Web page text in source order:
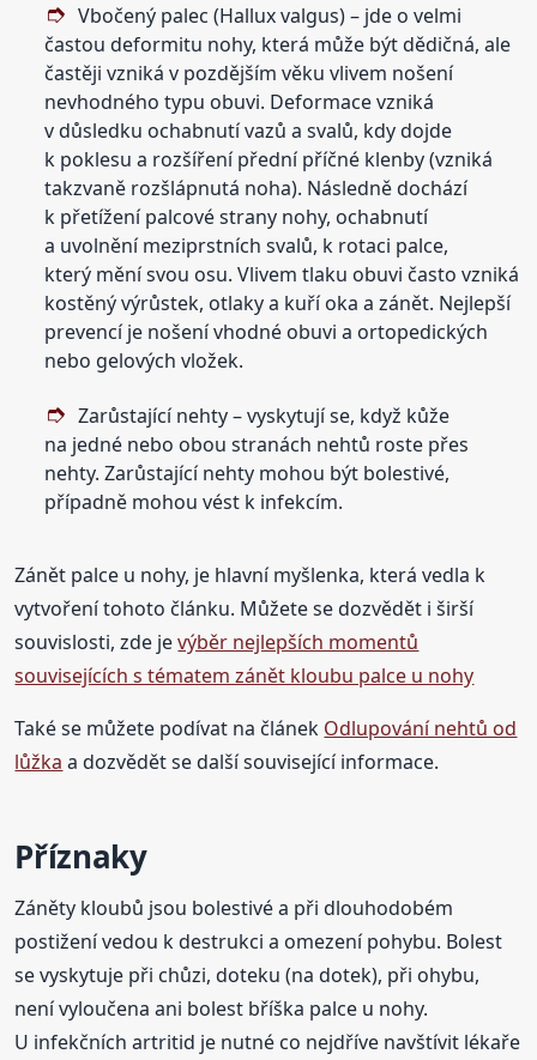
Vbočený palec (Hallux valgus) – jde o velmi
častou deformitu nohy, která může být dědičná, ale
častěji vzniká v pozdějším věku vlivem nošení
nevhodného typu obuvi. Deformace vzniká
v důsledku ochabnutí vazů a svalů, kdy dojde
k poklesu a rozšíření přední příčné klenby (vzniká
takzvaně rozšlápnutá noha). Následně dochází
k přetížení palcové strany nohy, ochabnutí
a uvolnění meziprstních svalů, k rotaci palce,
který mění svou osu. Vlivem tlaku obuvi často vzniká
kostěný výrůstek, otlaky a kuří oka a zánět. Nejlepší
prevencí je nošení vhodné obuvi a ortopedických
nebo gelových vložek.
Zarůstající nehty – vyskytují se, když kůže
na jedné nebo obou stranách nehtů roste přes
nehty. Zarůstající nehty mohou být bolestivé,
případně mohou vést k infekcím.
Zánět palce u nohy, je hlavní myšlenka, která vedla k
vytvoření tohoto článku. Můžete se dozvědět i širší
souvislosti, zde jevýběr nejlepších momentů
souvisejících s tématem zánět kloubu palce u nohy
Také se můžete podívat na článek Odlupování nehtů od
lůžka a dozvědět se další související informace.
Příznaky
Záněty kloubů jsou bolestivé a při dlouhodobém
postižení vedou k destrukci a omezení pohybu. Bolest
se vyskytuje při chůzi, doteku (na dotek), při ohybu,
není vyloučena ani bolest bříška palce u nohy.
U infekčních artritid je nutné co nejdříve navštívit lékaře